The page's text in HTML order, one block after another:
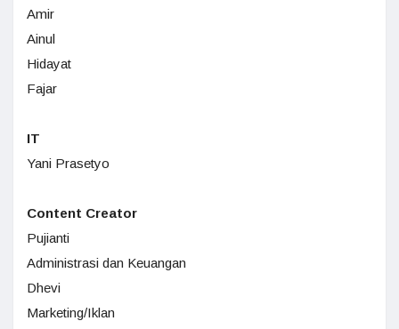
Amir
Ainul
Hidayat
Fajar
IT
Yani Prasetyo
Content Creator
Pujianti
Administrasi dan Keuangan
Dhevi
Marketing/Iklan